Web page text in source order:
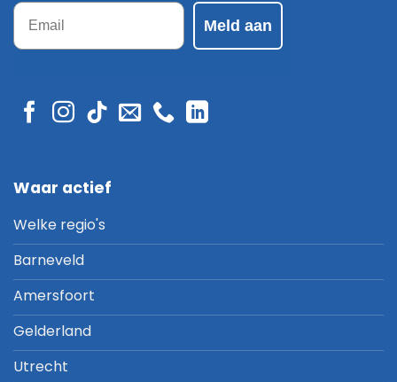
Email
Meld aan
Waar actief
Welke regio's
Barneveld
Amersfoort
Gelderland
Utrecht